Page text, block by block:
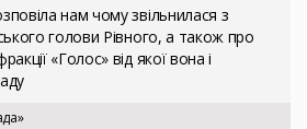
нам чому звільнилася з
голови Рівного, а також про
«Голос» від якої вона і